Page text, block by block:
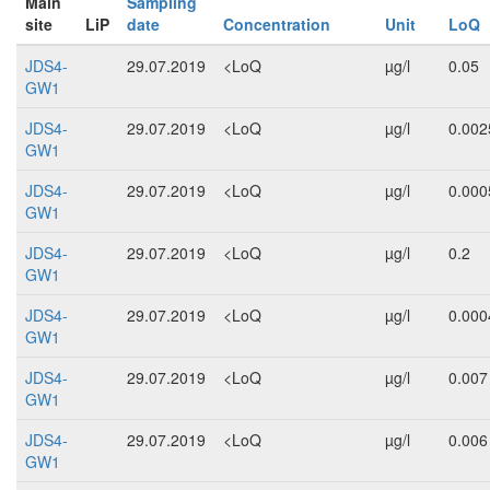
site
LiP
date
Concentration Unit
LoQ
JDS4-
GW1
29.07.2019 <LoQ µg/l 0.05
JDS4-
GW1
29.07.2019 <LoQ µg/l
JDS4-
GW1
29.07.2019 <LoQ µg/l
JDS4-
GW1
29.07.2019 <LoQ µg/l 0.2
JDS4-
GW1
29.07.2019 <LoQ µg/l
JDS4-
GW1
29.07.2019 <LoQ µg/l 0.007
JDS4-
GW1
29.07.2019 <LoQ µg/l 0.006